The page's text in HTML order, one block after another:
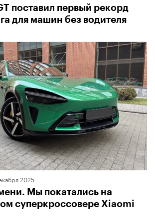
поставил первый рекорд
для машин без водителя
2025
Мы покатались на
суперкроссовере Xiaomi